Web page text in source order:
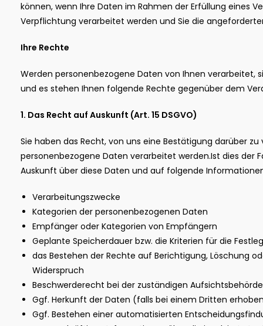
können, wenn Ihre Daten im Rahmen der Erfüllung eines
Verpflichtung verarbeitet werden und Sie die
Ihre Rechte
Werden personenbezogene Daten von Ihnen verarbeitet,
und es stehen Ihnen folgende Rechte gegenüber dem
1. Das Recht auf Auskunft (Art. 15 DSGVO)
Sie haben das Recht, von uns eine Bestätigung darüber
personenbezogene Daten verarbeitet werden.Ist dies der
Auskunft über diese Daten und auf folgende
Verarbeitungszwecke
Kategorien der personenbezogenen Daten
Empfänger oder Kategorien von Empfängern
Geplante Speicherdauer bzw. die Kriterien für die
das Bestehen der Rechte auf Berichtigung, Löschung
Widerspruch
Beschwerderecht bei der zuständigen Aufsichtsbehörde
Ggf. Herkunft der Daten (falls bei einem Dritten
Ggf. Bestehen einer automatisierten